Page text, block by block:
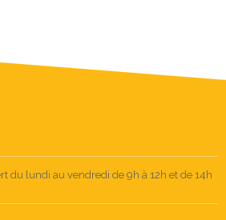
du lundi au vendredi de 9h à 12h et de 14h